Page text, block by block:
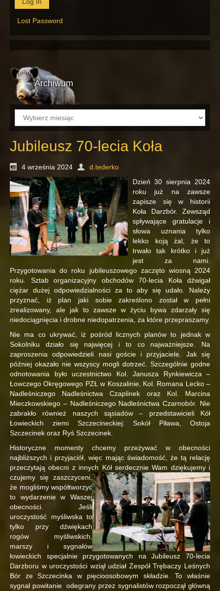
Lost Password
Archiwum
Archiwum
Jubileusz 70-lecia Koła
4 września 2024
d.tederko
Dzień 30 sierpnia 2024
roku już na zawsze
zapisze się w historii
Koła Darzbór. Zewsząd
spływające gratulacje i
słowa uznania tylko
lekko koją żal, że to
trwało tak krótko i już
jest za nami.
Przygotowania do roku jubileuszowego zaczęto wiosną 2024
roku. Sztab organizacyjny obchodów 70-lecia Koła dźwigał
ciężar dużej odpowiedzialności za to aby się udało. Należy
przyznać, iż plan jaki sobie zakreślono został w pełni
zrealizowany, ale jak to zawsze w życiu bywa zdarzały się
niedociągnięcia i drobne niedopatrzenia, za które przepraszamy.
Nie ma co ukrywać, iż pośród licznych planów to jednak w
Sokolniku działo się najwięcej i to co najważniejsze. Na
zaproszenia odpowiedzieli nasi goście i przyjaciele. Jak się
później okazało nie wszyscy mogli dotrzeć. Szczególnie godne
odnotowania było uczestnictwo Kol. Janusza Rynkiewicza –
Łowczego Okręgowego PZŁ w Koszalinie, Kol. Romana Lecko –
Nadleśniczego Nadleśnictwa Czaplinek oraz Kol. Marcina
Mieczkowskiego – Nadleśniczego Nadleśnictwa Czarnobór. Nie
zabrakło również naszych sąsiadów – przedstawicieli Kół
Łowieckich ziemi Szczecineckiej: Sokół Piława, Ostoja
Szczecinek oraz Ryś Szczecinek.
Historyczne momenty chcemy przeżywać w obecności
najbliższych i przyjaciół, więc mając świadomość, że tą relację
przeczytają obecni z innych Kół serdecznie Wam dziękujemyi
czujemy się zaszczyceni,
że mogliśmy współtworzyć
to wydarzenie w Waszej
obecności. Jeśli
uroczystość myśliwska to
tylko przy dźwiękach
rogów myśliwskich,
marszy i sygnałów
łowieckich specjalnie przygotowanych na Jubileusz 70-lecia
Darzboru w uroczystości wziął udział Zespół Trębaczy Leśnych
Bór ze Szczecinka w pięcioosobowym składzie. To właśnie
sygnał powitanie odegrany przez sygnalistów rozpoczął główną